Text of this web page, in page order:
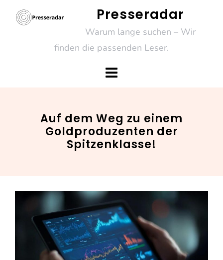
Presseradar
Warum lange suchen – Wir
finden die passenden Leser.
Auf dem Weg zu einem
Goldproduzenten der
Spitzenklasse!